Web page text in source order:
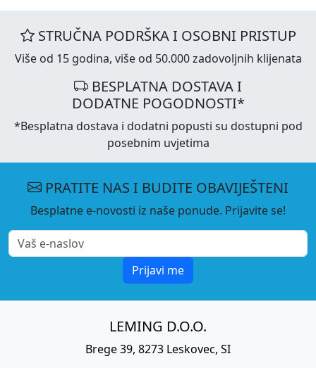
STRUČNA PODRŠKA I OSOBNI PRISTUP
Više od 15 godina, više od 50.000 zadovoljnih klijenata
BESPLATNA DOSTAVA I
DODATNE POGODNOSTI*
*Besplatna dostava i dodatni popusti su dostupni pod
posebnim uvjetima
PRATITE NAS I BUDITE OBAVIJEŠTENI
Besplatne e-novosti iz naše ponude. Prijavite se!
Prijavi me
LEMING D.O.O.
Brege 39, 8273 Leskovec, SI